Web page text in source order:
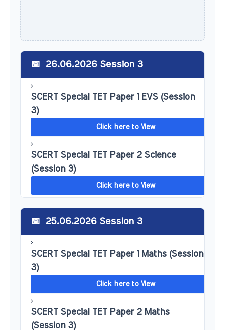
26.06.2026 Session 3
SCERT Special TET Paper 1 EVS (Session
3)
Click here to View
SCERT Special TET Paper 2 Science
(Session 3)
Click here to View
25.06.2026 Session 3
SCERT Special TET Paper 1 Maths (Session
3)
Click here to View
SCERT Special TET Paper 2 Maths
(Session 3)